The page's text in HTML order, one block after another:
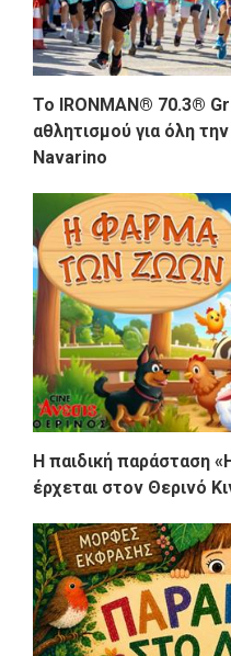
Το IRONMAN® 70.3®
αθλητισμού για όλη
Navarino
Η παιδική παράσταση
έρχεται στον Θερινό